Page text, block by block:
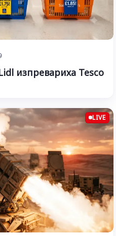
изпревариха Tesco
LIVE